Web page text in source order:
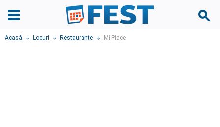
Acasă Locuri Restaurante Mi Piace